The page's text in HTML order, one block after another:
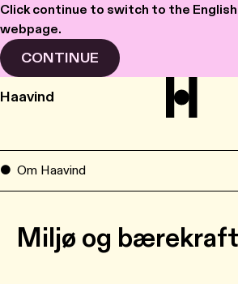
Click continue to switch to the
webpage.
CONTINUE
Haavind
Om Haavind
Miljø og bærekraft